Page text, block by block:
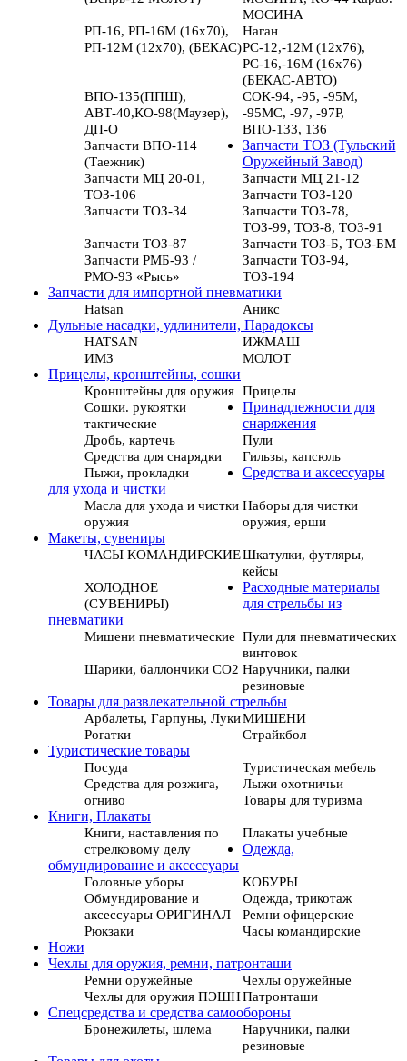
МОСИНА
РП-16, РП-16М (16х70),
РП-12М (12х70), (БЕКАС)
Наган
РС-12,-12М (12х76),
РС-16,-16М (16х76)
(БЕКАС-АВТО)
ВПО-135(ППШ),
АВТ-40,КО-98(Маузер),
ДП-О
СОК-94, -95, -95М,
-95МС, -97, -97Р,
ВПО-133, 136
Запчасти ВПО-114
(Таежник)
Запчасти ТОЗ (Тульский
Оружейный Завод)
Запчасти МЦ 20-01,
ТОЗ-106
Запчасти МЦ 21-12
Запчасти ТОЗ-120
Запчасти ТОЗ-34
Запчасти ТОЗ-78,
ТОЗ-99, ТОЗ-8, ТОЗ-91
Запчасти ТОЗ-87
Запчасти ТОЗ-Б, ТОЗ-БМ
Запчасти РМБ-93 /
РМО-93 «Рысь»
Запчасти ТОЗ-94,
ТОЗ-194
Запчасти для импортной пневматики
Hatsan
Аникс
Дульные насадки, удлинители, Парадоксы
HATSAN
ИЖМАШ
ИМЗ
МОЛОТ
Прицелы, кронштейны, сошки
Кронштейны для оружия Прицелы
Сошки. рукоятки
тактические
Принадлежности для
снаряжения
Дробь, картечь
Пули
Средства для снарядки
Гильзы, капсюль
Пыжи, прокладки
Средства и аксессуары
для ухода и чистки
Масла для ухода и чистки
оружия
Наборы для чистки
оружия, ерши
Макеты, сувениры
ЧАСЫ КОМАНДИРСКИЕШкатулки, футляры,
кейсы
ХОЛОДНОЕ
(СУВЕНИРЫ)
Расходные материалы
для стрельбы из
пневматики
Мишени пневматические Пули для пневматических
винтовок
Шарики, баллончики СО2 Наручники, палки
резиновые
Товары для развлекательной стрельбы
Арбалеты, Гарпуны, ЛукиМИШЕНИ
Рогатки
Страйкбол
Туристические товары
Посуда
Туристическая мебель
Средства для розжига,
огниво
Лыжи охотничьи
Товары для туризма
Книги, Плакаты
Книги, наставления по
стрелковому делу
Плакаты учебные
Одежда,
обмундирование и аксессуары
Головные уборы
КОБУРЫ
Обмундирование и
аксессуары ОРИГИНАЛ
Одежда, трикотаж
Ремни офицерские
Рюкзаки
Часы командирские
Ножи
Чехлы для оружия, ремни, патронташи
Ремни оружейные
Чехлы оружейные
Чехлы для оружия ПЭШНПатронташи
Спецсредства и средства самообороны
Бронежилеты, шлема
Наручники, палки
резиновые